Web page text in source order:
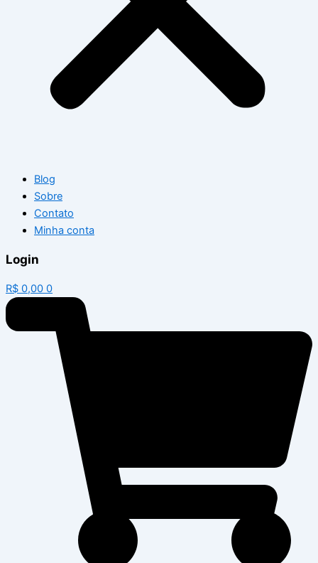
Blog
Sobre
Contato
Minha conta
Login
R$ 0,00 0